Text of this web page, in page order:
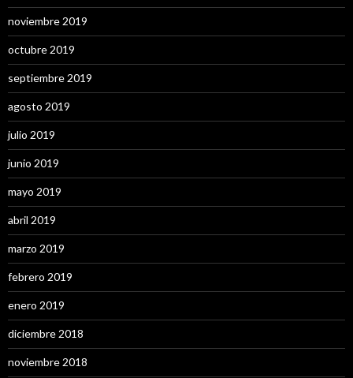
noviembre 2019
octubre 2019
septiembre 2019
agosto 2019
julio 2019
junio 2019
mayo 2019
abril 2019
marzo 2019
febrero 2019
enero 2019
diciembre 2018
noviembre 2018